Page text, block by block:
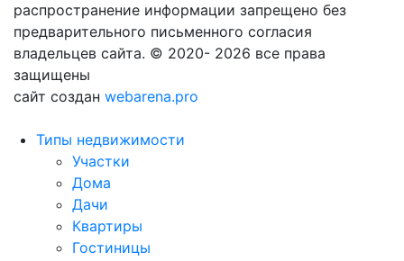
распространение информации запрещено без
предварительного письменного согласия
владельцев сайта. © 2020- 2026 все права
защищены
сайт создан webarena.pro
Типы недвижимости
Участки
Дома
Дачи
Квартиры
Гостиницы